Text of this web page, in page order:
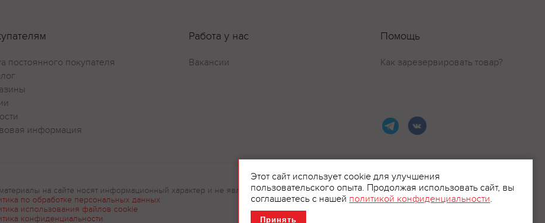
постоянного покупателя
информация
Работа у нас
Вакансии
Помощь
Как зарезервировать товар?
на сайте носят информационный характер и не являются рекламой.
по обработке персональных данных
использования файлов cookie
конфиденциальности
Этот сайт использует cookie для улучшения
пользовательского опыта. Продолжая использовать сайт, вы
соглашаетесь с нашей политикой конфиденциальности.
Принять